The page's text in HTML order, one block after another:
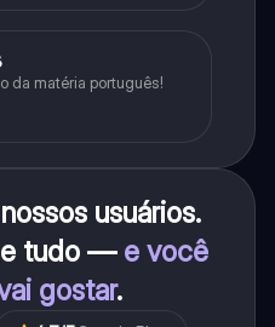
da matéria português!
usuários.
tudo — e você
gostar.